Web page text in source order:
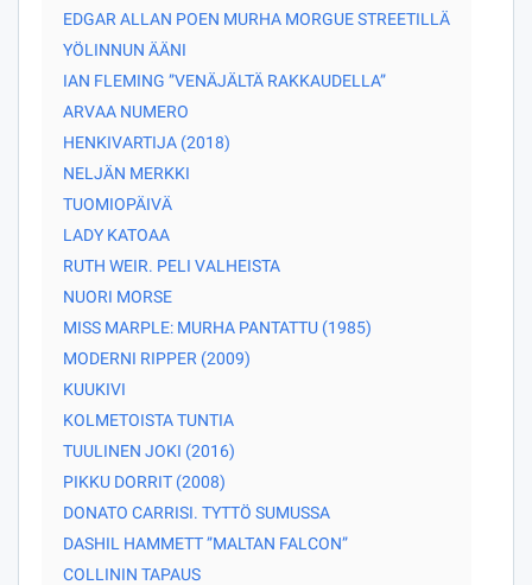
EDGAR ALLAN POEN MURHA MORGUE STREETILLÄ
YÖLINNUN ÄÄNI
IAN FLEMING ”VENÄJÄLTÄ RAKKAUDELLA”
ARVAA NUMERO
HENKIVARTIJA (2018)
NELJÄN MERKKI
TUOMIOPÄIVÄ
LADY KATOAA
RUTH WEIR. PELI VALHEISTA
NUORI MORSE
MISS MARPLE: MURHA PANTATTU (1985)
MODERNI RIPPER (2009)
KUUKIVI
KOLMETOISTA TUNTIA
TUULINEN JOKI (2016)
PIKKU DORRIT (2008)
DONATO CARRISI. TYTTÖ SUMUSSA
DASHIL HAMMETT ”MALTAN FALCON”
COLLININ TAPAUS